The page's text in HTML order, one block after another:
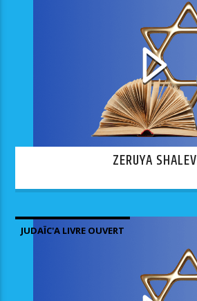
ZERUYA SHALEV
JUDAÏC'A LIVRE OUVERT